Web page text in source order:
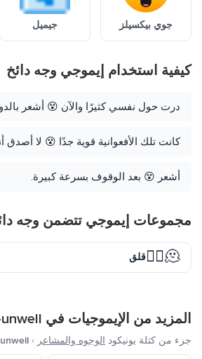
جوي بيكسيلز جيميل
كيفية استخدام إيموجي وجه دائخ
درت حول نفسي كثيرًا والآن 😵 أشعر
كانت تلك الأفعوانية قوية جدًا 😵 لا أصدق
أشعر 😵 بعد الوقوف بسرعة كبيرة.
مجموعات إيموجي تتضمن وجه
🫠😵‍💫 قلق
المزيد من الإيموجيات في
جزء من كتلة يونيكود الوجوه والمشاعر ›